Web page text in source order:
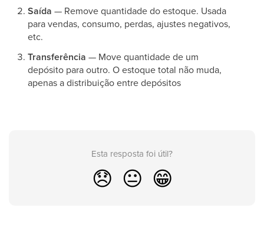
Saída — Remove quantidade do estoque. Usada
para vendas, consumo, perdas, ajustes negativos,
etc.
Transferência — Move quantidade de um
depósito para outro. O estoque total não muda,
apenas a distribuição entre depósitos
Esta resposta foi útil?
😞 😐 😁